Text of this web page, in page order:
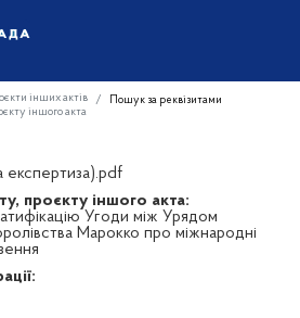
інших актів
Пошук за реквізитами
іншого акта
проєкту іншого акта:
Угоди між Урядом
Марокко про міжнародні